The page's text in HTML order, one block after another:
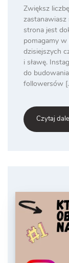
Zwiększ
zastanawiasz
strona jest
pomagamy
dzisiejszych
i sławę.
do
followersów
Czytaj